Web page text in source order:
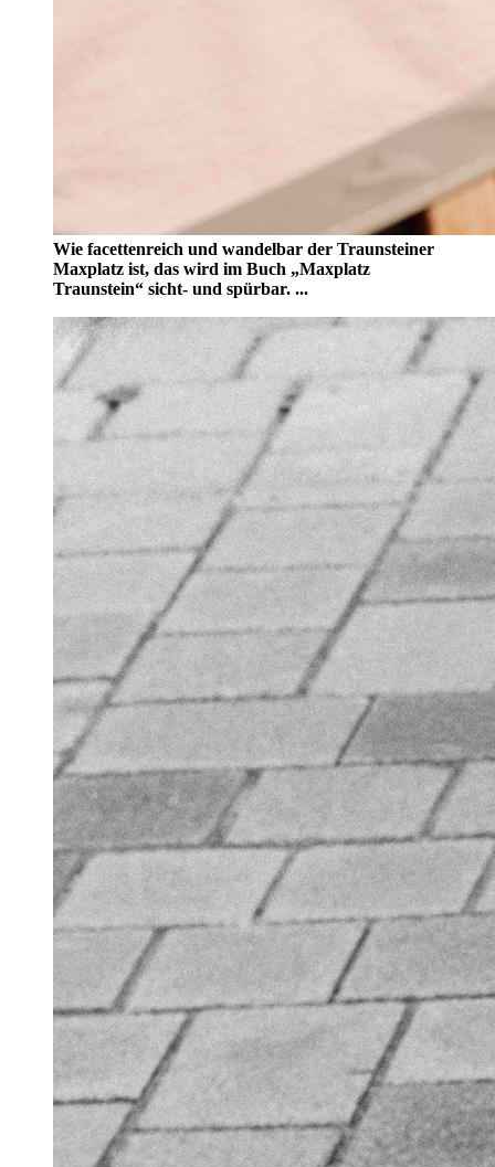
Wie facettenreich und wandelbar der Traunsteiner
Maxplatz ist, das wird im Buch „Maxplatz
Traunstein“ sicht- und spürbar. ...